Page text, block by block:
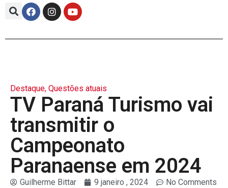
Destaque, Questões atuais
TV Paraná Turismo vai
transmitir o
Campeonato
Paranaense em 2024
Guilherme Bittar 9 janeiro , 2024
No Comments